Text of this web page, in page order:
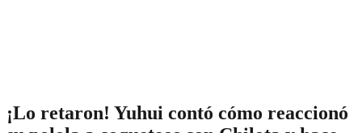
¡Lo retaron! Yuhui contó cómo reaccionó